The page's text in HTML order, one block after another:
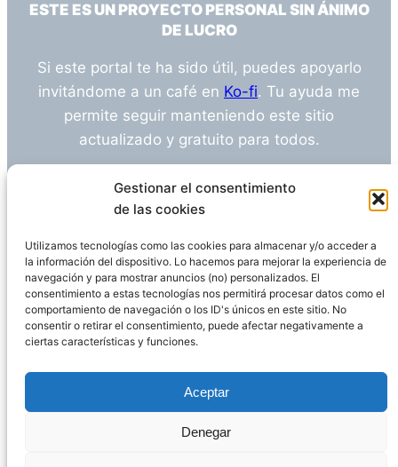
Gestionar el consentimiento
de las cookies
Utilizamos tecnologías como las cookies para almacenar y/o acceder a
la información del dispositivo. Lo hacemos para mejorar la experiencia de
navegación y para mostrar anuncios (no) personalizados. El
consentimiento a estas tecnologías nos permitirá procesar datos como el
comportamiento de navegación o los ID's únicos en este sitio. No
consentir o retirar el consentimiento, puede afectar negativamente a
ciertas características y funciones.
Aceptar
Denegar
ESTE ES UN PROYECTO PERSONAL SIN ÁNIMO
DE LUCRO
Si este portal te ha sido útil, puedes apoyarlo
invitándome a un café en Ko-fi. Tu ayuda me
permite seguir manteniendo este sitio
actualizado y gratuito para todos.
¿Tienes alguna duda o sugerencia? Escríbeme
info@empleosanitarioinvestigacion.es
Descargo de Responsabilidad
Declaración de Privacidad Política de cookies
WordPress